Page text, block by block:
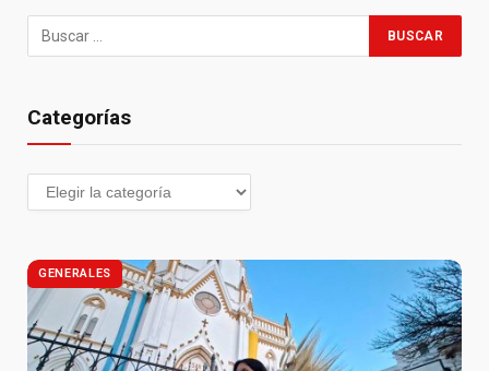
Categorías
GENERALES